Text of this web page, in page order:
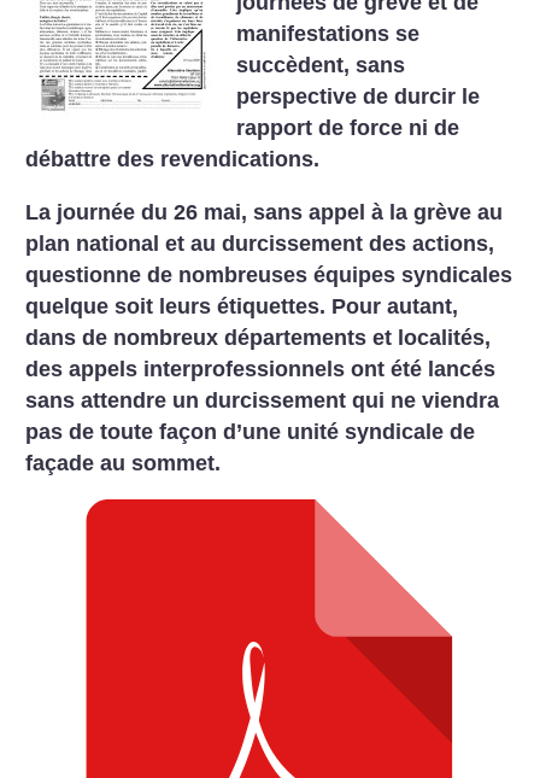
manifestations se
succèdent, sans
perspective de durcir le
rapport de force ni de
débattre des revendications.
La journée du 26 mai, sans appel à la grève au
plan national et au durcissement des actions,
questionne de nombreuses équipes syndicales
quelque soit leurs étiquettes. Pour autant,
dans de nombreux départements et localités,
des appels interprofessionnels ont été lancés
sans attendre un durcissement qui ne viendra
pas de toute façon d’une unité syndicale de
façade au sommet.